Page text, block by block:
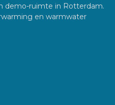
demo-ruimte in Rotterdam.
en warmwater